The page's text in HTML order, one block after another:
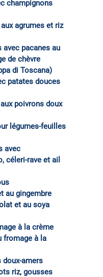
champignons
agrumes et riz
avec pacanes au
de chèvre
di Toscana)
patates douces
poivrons doux
légumes-feuilles
avec
céleri-rave et ail
au gingembre
et au soya
à la crème
fromage à la
doux-amers
riz, gousses